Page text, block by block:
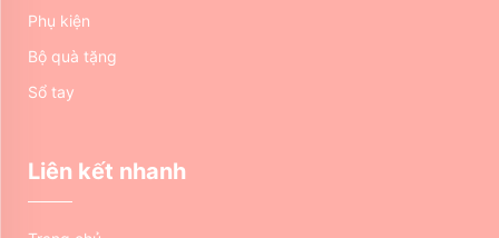
Phụ kiện
Bộ quà tặng
Sổ tay
Liên kết nhanh